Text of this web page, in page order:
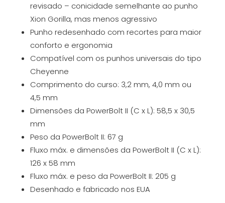
revisado – conicidade semelhante ao punho
Xion Gorilla, mas menos agressivo
Punho redesenhado com recortes para maior
conforto e ergonomia
Compatível com os punhos universais do tipo
Cheyenne
Comprimento do curso: 3,2 mm, 4,0 mm ou
4,5 mm
Dimensões da PowerBolt II (C x L): 58,5 x 30,5
mm
Peso da PowerBolt II: 67 g
Fluxo máx. e dimensões da PowerBolt II (C x L):
126 x 58 mm
Fluxo máx. e peso da PowerBolt II: 205 g
Desenhado e fabricado nos EUA